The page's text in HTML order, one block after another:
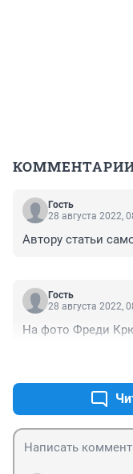
Гость
28 августа 2022,
Автору статьи
Гость
28 августа 2022,
На фото Фреди